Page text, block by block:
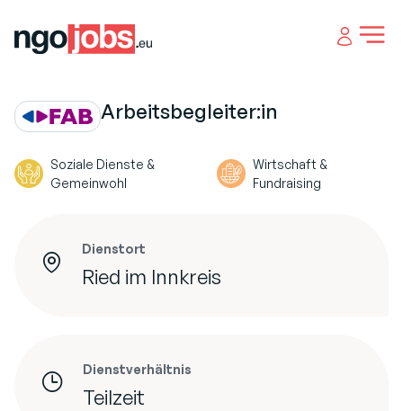
Open
Arbeitsbegleiter:in
Soziale Dienste &
Gemeinwohl
Wirtschaft &
Fundraising
Dienstort
Ried im Innkreis
Dienstverhältnis
Teilzeit